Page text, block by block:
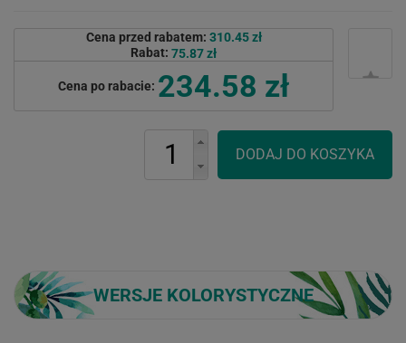
Cena przed rabatem: 310.45 zł
Rabat: 75.87 zł
Cena po rabacie: 234.58 zł
WERSJE KOLORYSTYCZNE